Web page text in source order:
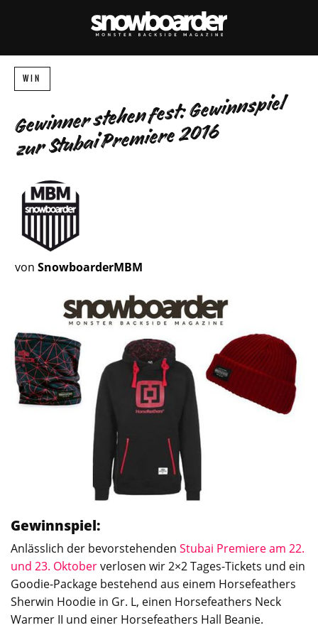
WIN
Gewinner stehen fest: Gewinnspiel
zur Stubai Premiere 2016
von SnowboarderMBM
Gewinnspiel:
Anlässlich der bevorstehenden Stubai Premiere am 22.
und 23. Oktoberverlosen wir 2×2 Tages-Tickets und ein
Goodie-Package bestehend aus einem Horsefeathers
Sherwin Hoodie in Gr. L, einen Horsefeathers Neck
Warmer II und einer Horsefeathers Hall Beanie.